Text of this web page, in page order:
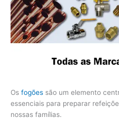
Osfogões são um elemento
essenciais para preparar
nossas famílias.